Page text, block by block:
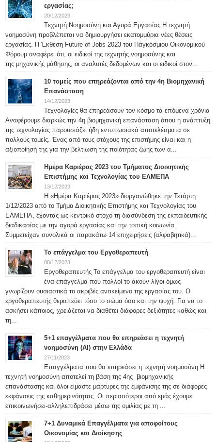
εργασίας;
20/12/2023
Tεχνητή Νοημοσύνη και Αγορά Εργασίας Η τεχνητή
νοημοσύνη προβλέπεται να δημιουργήσει εκατομμύρια νέες θέσεις
εργασίας. Η Έκθεση Future of Jobs 2023 του Παγκόσμιου Οικονομικού
Φόρουμ αναφέρει ότι, οι ειδικοί της τεχνητής νοημοσύνης και
της μηχανικής μάθησης, οι αναλυτές δεδομένων και οι ειδικοί στον...
10 τομείς που επηρεάζονται από την 4η Βιομηχανική
Επανάσταση
14/12/2023
Τεχνολογίες θα επηρεάσουν τον κόσμο τα επόμενα χρόνια
Αναφέρουμε διαρκώς την 4η βιομηχανική επανάσταση όπου η ανάπτυξη
της τεχνολογίας παρουσιάζει ήδη εντυπωσιακά αποτελέσματα σε
πολλούς τομείς. Ένας από τους στόχους της επιστήμης είναι και η
αξιοποίησή της για την βελτίωση της ποιότητας ζωής των α...
Ημέρα Καριέρας 2023 του Τμήματος Διοικητικής
Επιστήμης και Τεχνολογίας του ΕΛΜΕΠΑ
13/12/2023
Η «Ημέρα Καριέρας 2023» διοργανώθηκε την Τετάρτη
1/12/2023 από το Τμήμα Διοικητικής Επιστήμης και Τεχνολογίας του
ΕΛΜΕΠΑ, έχοντας ως κεντρικό στόχο τη διασύνδεση της εκπαιδευτικής
διαδικασίας με την αγορά εργασίας και την τοπική κοινωνία.
Συμμετείχαν συνολικά οι παρακάτω 14 επιχειρήσεις (αλφαβητικά)...
Το επάγγελμα του Εργοθεραπευτή
08/12/2023
Εργοθεραπευτής Το επάγγελμα του εργοθεραπευτή είναι
ένα επάγγελμα που πολλοί το ακούν λίγοι όμως
γνωρίζουν ουσιαστικά το ακριβές αντικείμενο της εργασίας του. Ο
εργοθεραπευτής θεραπεύει τόσο το σώμα όσο και την ψυχή. Για να το
ασκήσει κάποιος, χρειάζεται να διαθέτει διάφορες δεξιότητες καθώς και
τη...
5+1 επαγγέλματα που θα επηρεάσει η τεχνητή
νοημοσύνη (ΑΙ) στην Ελλάδα
27/11/2023
Επαγγέλματα που θα επηρεάσει η τεχνητή νοημοσύνη Η
τεχνητή νοημοσύνη αποτελεί τη βάση της 4ης βιομηχανικής
επανάστασης και όλοι είμαστε μάρτυρες της εμφάνισης της σε διάφορες
εκφάνσεις της καθημερινότητας. Οι περισσότεροι από εμάς έχουμε
επικοινωνήσει-αλληλεπιδράσει μέσω της ομιλίας με τη ...
7+1 Δυναμικά Επαγγέλματα για αποφοίτους
Οικονομίας και Διοίκησης